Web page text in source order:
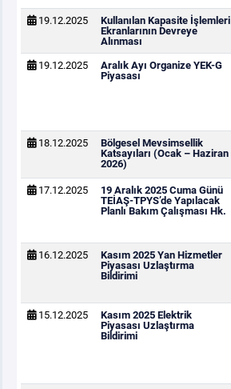
19.12.2025
Kullanılan Kapasite İşlemleri
Ekranlarının Devreye
Alınması
19.12.2025
Aralık Ayı Organize YEK-G
Piyasası
18.12.2025
Bölgesel Mevsimsellik
Katsayıları (Ocak – Haziran
2026)
17.12.2025
19 Aralık 2025 Cuma Günü
TEİAŞ-TPYS’de Yapılacak
Planlı Bakım Çalışması Hk.
16.12.2025
Kasım 2025 Yan Hizmetler
Piyasası Uzlaştırma
Bildirimi
15.12.2025
Kasım 2025 Elektrik
Piyasası Uzlaştırma
Bildirimi